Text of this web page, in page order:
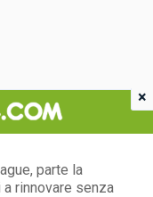
parte la
rinnovare senza
×